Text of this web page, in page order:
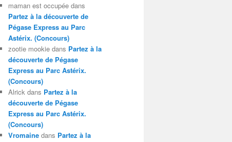
maman est occupée dans
Partez à la découverte de
Pégase Express au Parc
Astérix. (Concours)
zootie mookie dans Partez à la
découverte de Pégase
Express au Parc Astérix.
(Concours)
Alrick dans Partez à la
découverte de Pégase
Express au Parc Astérix.
(Concours)
Vromaine dans Partez à la